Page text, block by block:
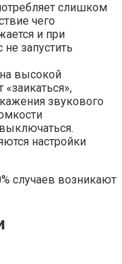
слишком
чего
и при
запустить
высокой
«заикаться»,
звукового
настройки
случаев возникают